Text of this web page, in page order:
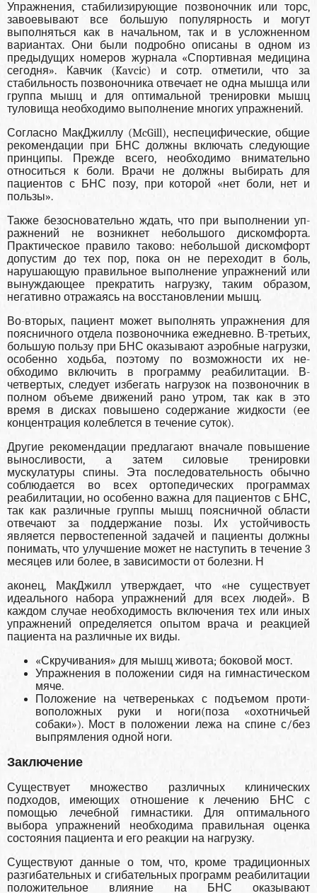
Упражнения, стабилизирующие позвоночник или торс,
завоевывают все большую популярность и могут
выполняться как в начальном, так и в усложненном
вариантах. Они были подроб­но описаны в одном из
предыдущих номеров журнала «Спортивная медицина
сегодня». Кавчик (Kavcic) и сотр. отметили, что за
стабиль­ность позвоночника отвечает не одна мышца или
группа мышц и для оптимальной тренировки мышц
туловища необходимо выполнение мно­гих упражнений.
Согласно МакДжиллу (McGill), неспецифичес­кие, общие
рекомендации при БНС должны вклю­чать следующие
принципы. Прежде всего, необходимо внимательно
относиться к боли. Вра­чи не должны выбирать для
пациентов с БНС позу, при которой «нет боли, нет и
пользы».
Также безосновательно ждать, что при выполнении уп­
ражнений не возникнет небольшого дискомфор­та.
Практическое правило таково: небольшой дис­комфорт
допустим до тех пор, пока он не пере­ходит в боль,
нарушающую правильное выполне­ние упражнений или
вынуждающее прекратить нагрузку, таким образом,
негативно отражаясь на восстановлении мышц.
Во-вторых, пациент может выполнять упражнения для
поясничного отдела позвоночника ежедневно. В-третьих,
большую пользу при БНС оказывают аэробные нагрузки,
особенно ходьба, поэтому по возможности их не­
обходимо включить в программу реабилитации. В-
четвертых, следует избегать нагрузок на позво­ночник в
полном объеме движений рано утром, так как в это
время в дисках повышено содержа­ние жидкости (ее
концентрация колеблется в те­чение суток).
Другие рекомендации предлагают вначале повышение
выносливости, а затем сило­вые тренировки
мускулатуры спины. Эта после­довательность обычно
соблюдается во всех орто­педических программах
реабилитации, но осо­бенно важна для пациентов с БНС,
так как различ­ные группы мышц поясничной области
отвечают за поддержание позы. Их устойчивость
является первостепенной задачей и пациенты должны
по­нимать, что улучшение может не наступить в те­чение 3
месяцев или более, в зависимости от бо­лезни. Н
аконец, МакДжилл утверждает, что «не существует
идеального набора упражнений для всех людей». В
каждом случае необ­ходимость включения тех или иных
упражнений определяется опытом врача и реакцией
пациента на различные их виды.
«Скручивания» для мышц живота; боковой мост.
Упражнения в положении сидя на гимнастичес­ком
мяче.
Положение на четвереньках с подъемом проти­
воположных руки и ноги(поза «охотничьей
собаки»). Мост в положении лежа на спине с/без
выпрямления одной ноги.
Заключение
Существует множество различных клинических
подходов, имеющих отношение к лечению БНС с
помощью лечебной гимнастики. Для оптималь­ного
выбора упражнений необходима правиль­ная оценка
состояния пациента и его реакции на нагрузку.
Существуют данные о том, что, кроме традиционных
разгибательных и сгибательных программ реабилитации
положительное влияние на БНС оказывают